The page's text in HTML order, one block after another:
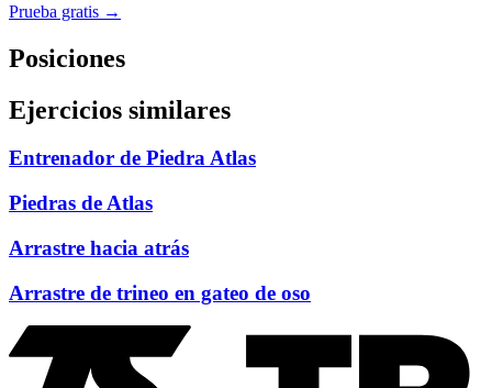
Prueba gratis →
Posiciones
Ejercicios similares
Entrenador de Piedra Atlas
Piedras de Atlas
Arrastre hacia atrás
Arrastre de trineo en gateo de oso